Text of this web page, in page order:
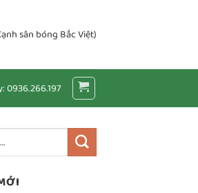
sân bóng Bắc Việt)
0936.266.197